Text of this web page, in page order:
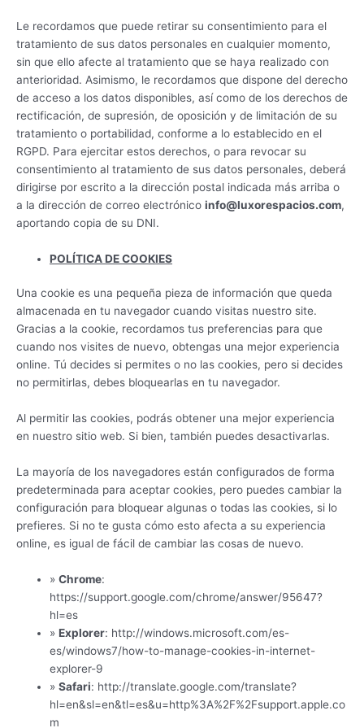
Le recordamos que puede retirar su consentimiento para el
tratamiento de sus datos personales en cualquier momento,
sin que ello afecte al tratamiento que se haya realizado con
anterioridad. Asimismo, le recordamos que dispone del derecho
de acceso a los datos disponibles, así como de los derechos de
rectificación, de supresión, de oposición y de limitación de su
tratamiento o portabilidad, conforme a lo establecido en el
RGPD. Para ejercitar estos derechos, o para revocar su
consentimiento al tratamiento de sus datos personales, deberá
dirigirse por escrito a la dirección postal indicada más arriba o
a la dirección de correo electrónico info@luxorespacios.com,
aportando copia de su DNI.
POLÍTICA DE COOKIES
Una cookie es una pequeña pieza de información que queda
almacenada en tu navegador cuando visitas nuestro site.
Gracias a la cookie, recordamos tus preferencias para que
cuando nos visites de nuevo, obtengas una mejor experiencia
online. Tú decides si permites o no las cookies, pero si decides
no permitirlas, debes bloquearlas en tu navegador.
Al permitir las cookies, podrás obtener una mejor experiencia
en nuestro sitio web. Si bien, también puedes desactivarlas.
La mayoría de los navegadores están configurados de forma
predeterminada para aceptar cookies, pero puedes cambiar la
configuración para bloquear algunas o todas las cookies, si lo
prefieres. Si no te gusta cómo esto afecta a su experiencia
online, es igual de fácil de cambiar las cosas de nuevo.
»Chrome:
https://support.google.com/chrome/answer/95647?
hl=es
»Explorer: http://windows.microsoft.com/es-
es/windows7/how-to-manage-cookies-in-internet-
explorer-9
»Safari: http://translate.google.com/translate?
hl=en&sl=en&tl=es&u=http%3A%2F%2Fsupport.apple.co
m